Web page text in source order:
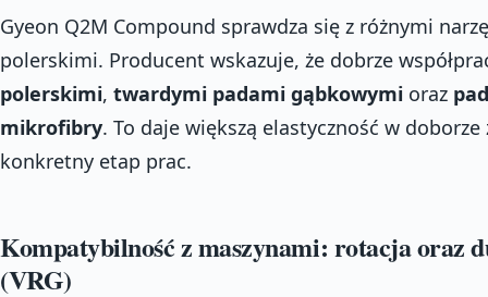
Gyeon Q2M Compound sprawdza się z różnymi
polerskimi. Producent wskazuje, że dobrze
polerskimi, twardymi padami gąbkowymi oraz
mikrofibry. To daje większą elastyczność w
konkretny etap prac.
Kompatybilność z maszynami: rotacja oraz
(VRG)